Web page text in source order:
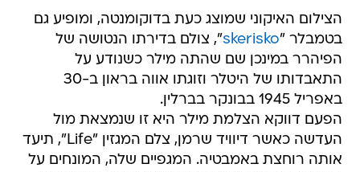
הצילום האיקוני שמוצג כעת בדוקומנטה, ומופיע גם
בטמבלר "skerisko", צולם בדירתו הנטושה של
הפיהרר במינכן שם שהתה מילר כשנודע על
התאבדותו של היטלר וזוגתו אווה בראון ב-30
באפריל 1945 בבונקר בברלין.
הפעם דווקא הצלמת מילר היא זו שנמצאת מול
העדשה כאשר דיוויד שרמן, צלם המגזין "Life", תיעד
אותה רוחצת באמבטיה. המגפיים שלה, המונחים על